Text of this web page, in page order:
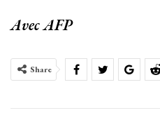
Avec AFP
Share